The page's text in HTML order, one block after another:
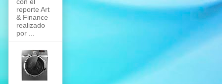
reporte Art
& Finance
realizado
por ...